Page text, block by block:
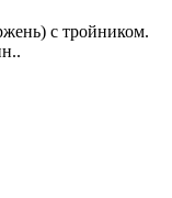
с тройником.